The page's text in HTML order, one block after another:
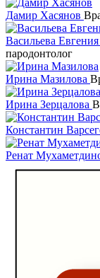
Дамир Хасянов
Васильева
пародонтолог
Ирина Мазилова
Ирина Зерцалова
Константин
Ренат